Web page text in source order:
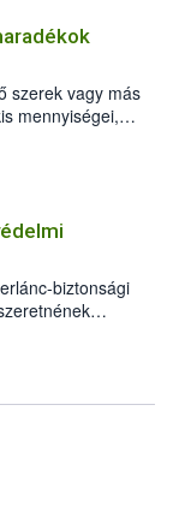
szerek vagy más
mennyiségei,
betakarítást,
Az
is jelen kell
jelen, így nem
nézve.
biztonsági